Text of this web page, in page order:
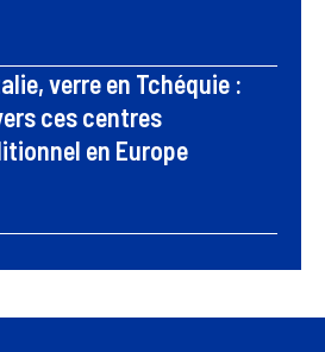
verre en Tchéquie :
ces centres
en Europe